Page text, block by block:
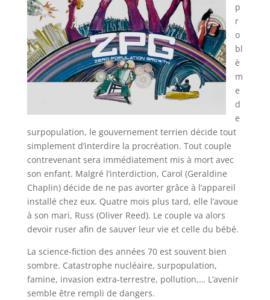
p
r
o
bl
è
m
e
d
e
surpopulation, le gouvernement terrien décide tout
simplement d’interdire la procréation. Tout couple
contrevenant sera immédiatement mis à mort avec
son enfant. Malgré l’interdiction, Carol (Geraldine
Chaplin) décide de ne pas avorter grâce à l’appareil
installé chez eux. Quatre mois plus tard, elle l’avoue
à son mari, Russ (Oliver Reed). Le couple va alors
devoir ruser afin de sauver leur vie et celle du bébé.
La science-fiction des années 70 est souvent bien
sombre. Catastrophe nucléaire, surpopulation,
famine, invasion extra-terrestre, pollution,… L’avenir
semble être rempli de dangers.